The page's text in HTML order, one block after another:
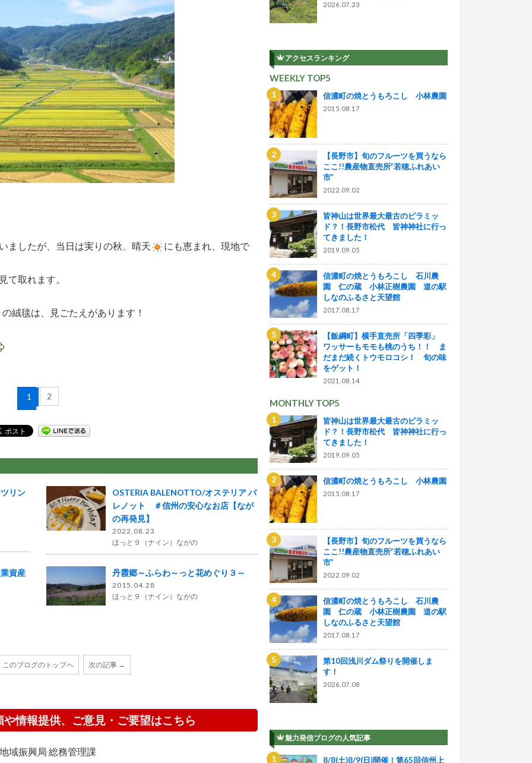
ましたが、当日は実りの秋、晴天 にも恵まれ、現地で
て取れます。
の絨毯は、見ごたえがあります！
1 2
リン
OSTERIA BALENOTTO/オステリア バ
レノット ＃信州の安心なお店【なが
の再発見】
2022.08.23
ほっと９（ナイン）ながの
資産 丹霞郷～ふらわ～っと花めぐり３～
2015.04.28
ほっと９（ナイン）ながの
このブログのトップへ 次の記事 →
情報提供、ご意見・ご要望はこちら
域振興局 総務管理課
2026.07.23
アクセスランキング
WEEKLY TOP5
信濃町の焼とうもろこし 小林農園
2015.08.17
【長野市】旬のフルーツを買うなら
ここ!!農産物直売所”若穂ふれあい
市”
2022.09.02
皆神山は世界最大最古のピラミッ
ド？！長野市松代 皆神神社に行っ
てきました！
2019.09.05
信濃町の焼とうもろこし 石川農
園 仁の蔵 小林正樹農園 道の駅
しなのふるさと天望館
2017.08.17
【飯綱町】横手直売所「四季彩」
ワッサーもモモも桃のうち！！ ま
だまだ続くトウモロコシ！ 旬の味
をゲット！
2021.08.14
MONTHLY TOP5
皆神山は世界最大最古のピラミッ
ド？！長野市松代 皆神神社に行っ
てきました！
2019.09.05
信濃町の焼とうもろこし 小林農園
2015.08.17
【長野市】旬のフルーツを買うなら
ここ!!農産物直売所”若穂ふれあい
市”
2022.09.02
信濃町の焼とうもろこし 石川農
園 仁の蔵 小林正樹農園 道の駅
しなのふるさと天望館
2017.08.17
第10回浅川ダム祭りを開催しま
す！
2026.07.08
魅力発信ブログの人気記事
8/8(土)8/9(日)開催！第65回信州上